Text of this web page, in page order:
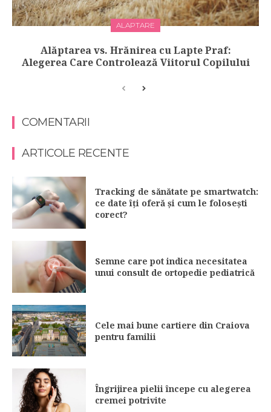
ALAPTARE
Alăptarea vs. Hrănirea cu Lapte Praf:
Alegerea Care Controlează Viitorul Copilului
COMENTARII
ARTICOLE RECENTE
Tracking de sănătate pe smartwatch:
ce date îți oferă și cum le folosești
corect?
Semne care pot indica necesitatea
unui consult de ortopedie pediatrică
Cele mai bune cartiere din Craiova
pentru familii
Îngrijirea pielii începe cu alegerea
cremei potrivite